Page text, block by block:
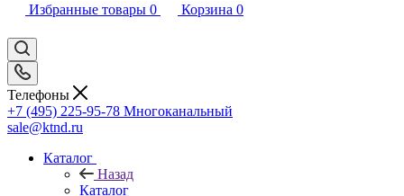
Избранные товары 0 Корзина 0
Телефоны
+7 (495) 225-95-78 Многоканальный
sale@ktnd.ru
Каталог
Назад
Каталог